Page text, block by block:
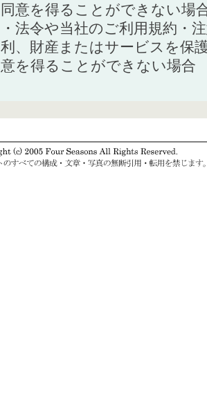
同意を得ることができない場
・法令や当社のご利用規約・
利、財産またはサービスを保
意を得ることができない場合